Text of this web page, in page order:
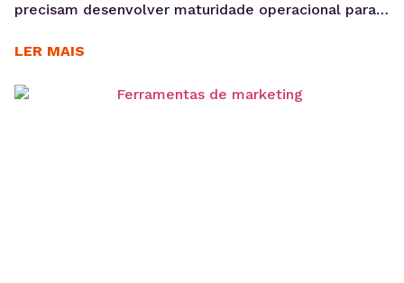
precisam desenvolver maturidade operacional para
intenção, consistência temática e conteúdos
sem comprometer a experiência humana. A forma
LER MAIS